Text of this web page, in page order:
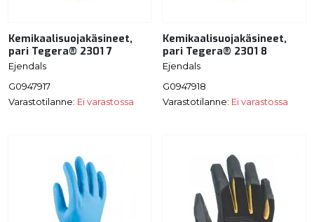
Kemikaalisuojakäsineet,
pari Tegera® 2301 7
Ejendals
G0947917
Varastotilanne: Ei varastossa
Kemikaalisuojakäsineet,
pari Tegera® 2301 8
Ejendals
G0947918
Varastotilanne: Ei varastossa